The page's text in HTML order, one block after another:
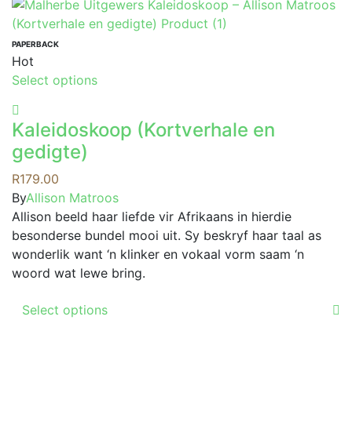
PAPERBACK
Hot
Select optionsThis
multiple
options
may
be
chosen
on
product
Kaleidoskoop (Kortverhale en
gedigte)
R179.00
ByAllison Matroos
Allison beeld haar liefde vir Afrikaans in hierdie
besonderse bundel mooi uit. Sy beskryf haar taal as
wonderlik want ‘n klinker en vokaal vorm saam ‘n
woord wat lewe bring.
Select options